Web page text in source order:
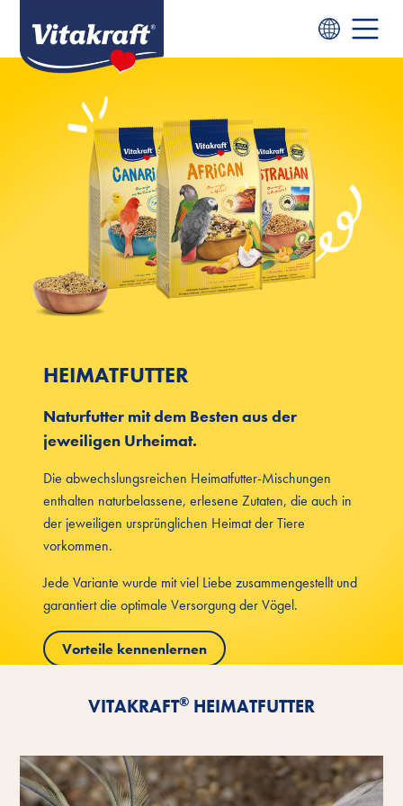
HEIMATFUTTER
Naturfutter mit dem Besten aus der
jeweiligen Urheimat.
Die abwechslungsreichen Heimatfutter-Mischungen
enthalten naturbelassene, erlesene Zutaten, die auch in
der jeweiligen ursprünglichen Heimat der Tiere
vorkommen.
Jede Variante wurde mit viel Liebe zusammengestellt und
garantiert die optimale Versorgung der Vögel.
Vorteile kennenlernen
VITAKRAFT® HEIMATFUTTER